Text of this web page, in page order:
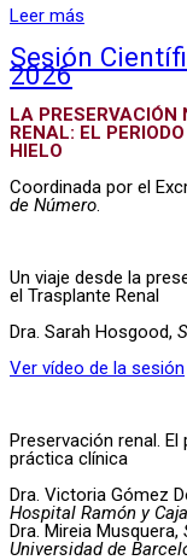
Leer más
Sesión
2026
LA
RENAL: EL
HIELO
Coordinada por el
de Número.
Un viaje desde la
el Trasplante Renal
Dra. Sarah Hosgood,
Ver vídeo de la sesión
Preservación renal.
práctica clínica
Dra. Victoria Gómez
Hospital Ramón y
Dra. Mireia Musquera,
Universidad de